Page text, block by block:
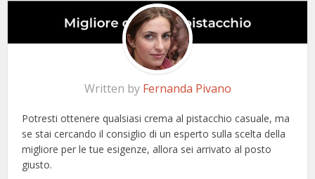
Written by Fernanda Pivano
Potresti ottenere qualsiasi crema al pistacchio casuale, ma
se stai cercando il consiglio di un esperto sulla scelta della
migliore per le tue esigenze, allora sei arrivato al posto
giusto.